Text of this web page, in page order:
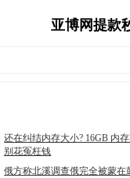
亚博网提款
还在纠结内存大小? 16GB 内
别花冤枉钱
俄方称北溪调查俄完全被蒙在